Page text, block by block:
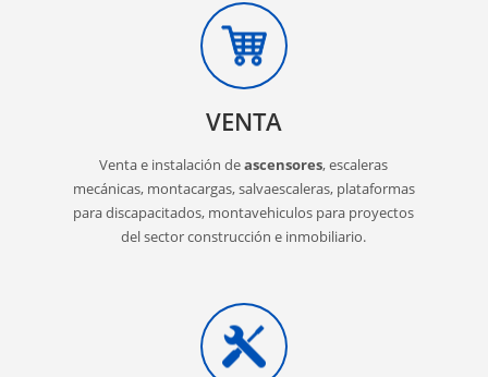
VENTA
Venta e instalación deascensores, escaleras
mecánicas, montacargas, salvaescaleras, plataformas
para discapacitados, montavehiculos para proyectos
del sector construcción e inmobiliario.